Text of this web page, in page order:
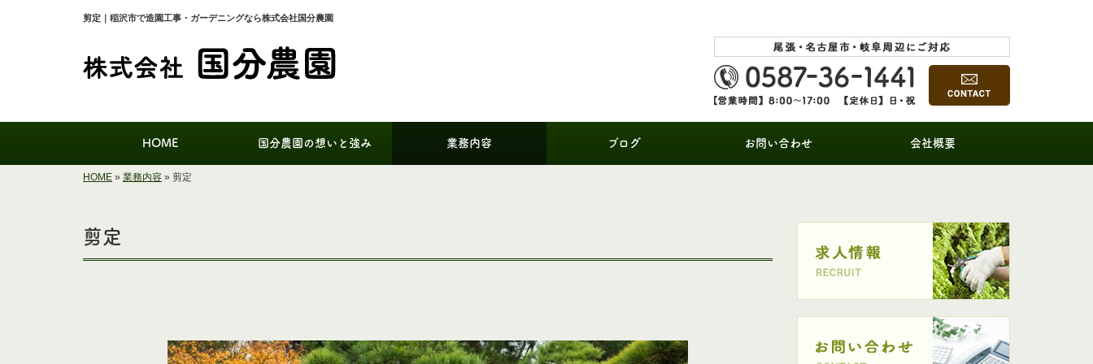
剪定｜稲沢市で造園工事・ガーデニングなら株式会社国分農園
HOME 国分農園の想いと強み 業務内容 ブログ お問い合わせ 会社概要
HOME » 業務内容 » 剪定
剪定